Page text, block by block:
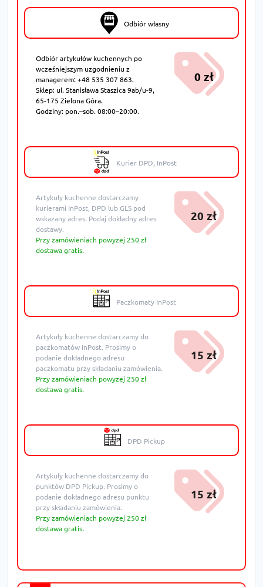
Odbiór własny
Odbiór artykułów kuchennych po
wcześniejszym uzgodnieniu z
managerem: +48 535 307 863.
Sklep: ul. Stanisława Staszica 9ab/u-9,
65-175 Zielona Góra.
Godziny: pon.–sob. 08:00–20:00.
0 zł
Kurier DPD, InPost
Artykuły kuchenne dostarczamy
kurierami InPost, DPD lub GLS pod
wskazany adres. Podaj dokładny adres
dostawy.
Przy zamówieniach powyżej 250 zł
dostawa gratis.
20 zł
Paczkomaty InPost
Artykuły kuchenne dostarczamy do
paczkomatów InPost. Prosimy o
podanie dokładnego adresu
paczkomatu przy składaniu zamówienia.
Przy zamówieniach powyżej 250 zł
dostawa gratis.
15 zł
DPD Pickup
Artykuły kuchenne dostarczamy do
punktów DPD Pickup. Prosimy o
podanie dokładnego adresu punktu
przy składaniu zamówienia.
Przy zamówieniach powyżej 250 zł
dostawa gratis.
15 zł